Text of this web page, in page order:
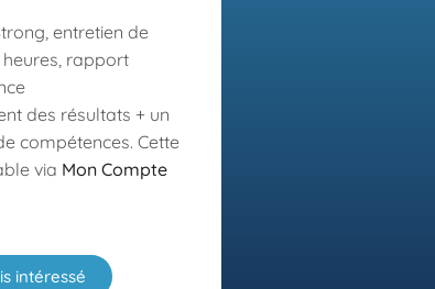
entretien de
rapport
des résultats + un
compétences. Cette
via Mon Compte
intéressé